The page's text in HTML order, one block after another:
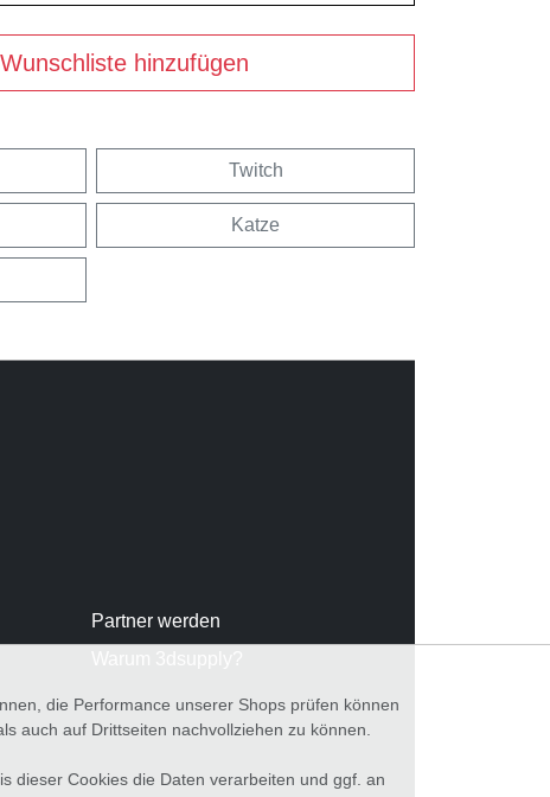
hinzufügen
Twitch
Katze
Partner werden
die Performance unserer Shops prüfen können
auch auf Drittseiten nachvollziehen zu können.
dieser Cookies die Daten verarbeiten und ggf. an